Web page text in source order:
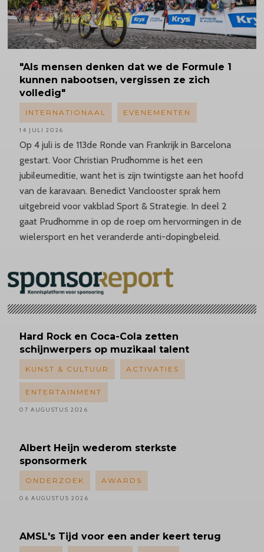
"Als mensen denken dat we de Formule 1
kunnen nabootsen, vergissen ze zich
volledig"
Op 4 juli is de 113de Ronde van Frankrijk in Barcelona
gestart. Voor Christian Prudhomme is het een
jubileumeditie, want het is zijn twintigste aan het hoofd
van de karavaan. Benedict Vanclooster sprak hem
uitgebreid voor vakblad Sport & Strategie. In deel 2
gaat Prudhomme in op de roep om hervormingen in de
wielersport en het veranderde anti-dopingbeleid.
INTERNATIONAAL EVENEMENTEN
14 JULI 2026
Hard Rock en Coca-Cola zetten
schijnwerpers op muzikaal talent
KUNST & CULTUUR ACTIVATIES
ENTERTAINMENT
07 AUGUSTUS 2026
Albert Heijn wederom sterkste
sponsormerk
ONDERZOEK AWARDS
06 AUGUSTUS 2026
AMSL's Tijd voor een ander keert terug